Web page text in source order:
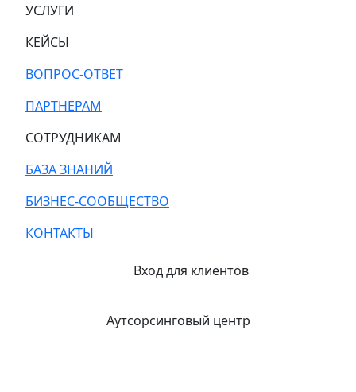
УСЛУГИ
КЕЙСЫ
ВОПРОС-ОТВЕТ
ПАРТНЕРАМ
СОТРУДНИКАМ
БАЗА ЗНАНИЙ
БИЗНЕС-СООБЩЕСТВО
КОНТАКТЫ
Вход для клиентов
Аутсорсинговый центр